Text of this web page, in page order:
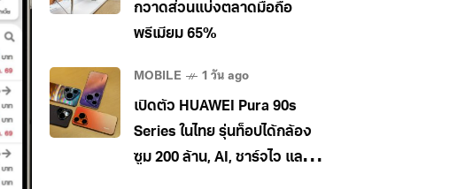
กวาดส่วนแบ่งตลาดมือถือ
พรีเมียม 65%
MOBILE 1 วัน ago
เปิดตัว HUAWEI Pura 90s
Series ในไทย รุ่นท็อปได้กล้อง
ซูม 200 ล้าน, AI, ชาร์จไว และใช้